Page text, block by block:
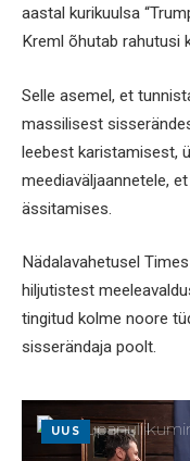
aastal kurikuulsa
Kreml õhutab rahutusi
Selle asemel, et
massilisest
leebest karistamisest,
meediaväljaannetele,
ässitamises.
Nädalavahetusel
hiljutistest
tingitud kolme noore
sisserändaja poolt.
UUS